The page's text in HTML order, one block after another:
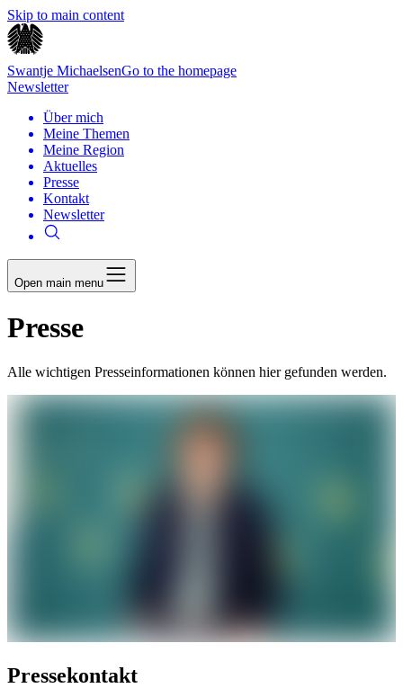
Skip to main content
Swantje MichaelsenGo to the homepage
Newsletter
Über mich
Meine Themen
Meine Region
Aktuelles
Presse
Kontakt
Newsletter
Open main menu
Presse
Alle wichtigen Presseinformationen können hier gefunden werden.
Pressekontakt